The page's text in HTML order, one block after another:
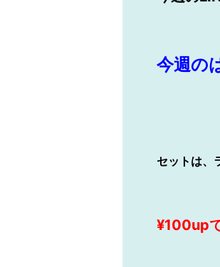
今週の
セットは、
¥100up